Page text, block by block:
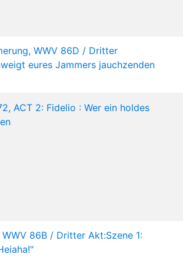
WWV 86D / Dritter
eures Jammers jauchzenden
ACT 2: Fidelio : Wer ein holdes
WWV 86B / Dritter Akt:Szene 1: